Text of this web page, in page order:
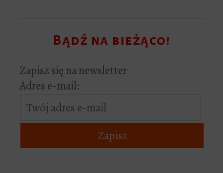
Bądź na bieżąco!
Zapisz się na newsletter
Adres e-mail: